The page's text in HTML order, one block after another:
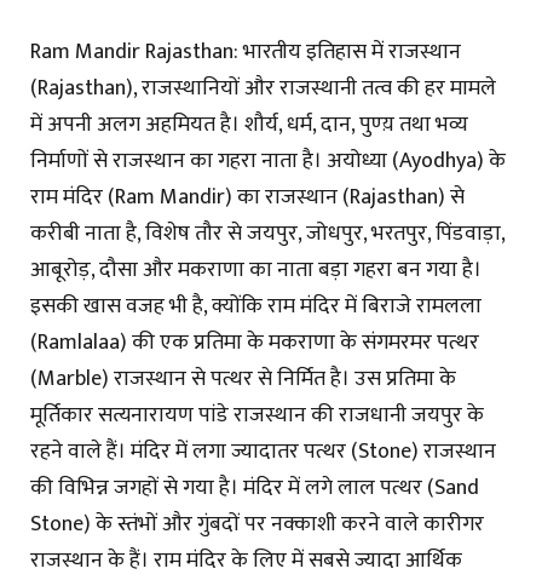
Ram Mandir Rajasthan: भारतीय इतिहास में राजस्थान
(Rajasthan), राजस्थानियों और राजस्थानी तत्व की हर मामले
में अपनी अलग अहमियत है। शौर्य, धर्म, दान, पुण्य़ तथा भव्य
निर्माणों से राजस्थान का गहरा नाता है। अयोध्या (Ayodhya) के
राम मंदिर (Ram Mandir) का राजस्थान (Rajasthan) से
करीबी नाता है, विशेष तौर से जयपुर, जोधपुर, भरतपुर, पिंडवाड़ा,
आबूरोड़, दौसा और मकराणा का नाता बड़ा गहरा बन गया है।
इसकी खास वजह भी है, क्योंकि राम मंदिर में बिराजे रामलला
(Ramlalaa) की एक प्रतिमा के मकराणा के संगमरमर पत्थर
(Marble) राजस्थान से पत्थर से निर्मित है। उस प्रतिमा के
मूर्तिकार सत्यनारायण पांडे राजस्थान की राजधानी जयपुर के
रहने वाले हैं। मंदिर में लगा ज्यादातर पत्थर (Stone) राजस्थान
की विभिन्न जगहों से गया है। मंदिर में लगे लाल पत्थर (Sand
Stone) के स्तंभों और गुंबदों पर नक्काशी करने वाले कारीगर
राजस्थान के हैं। राम मंदिर के लिए में सबसे ज्यादा आर्थिक